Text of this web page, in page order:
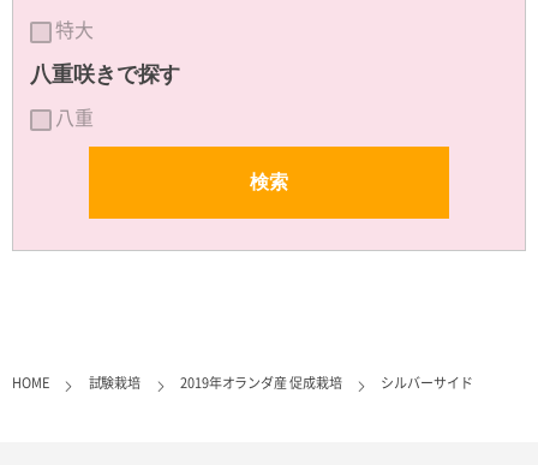
特大
八重咲きで探す
八重
HOME 試験栽培 2019年オランダ産 促成栽培 シルバーサイド